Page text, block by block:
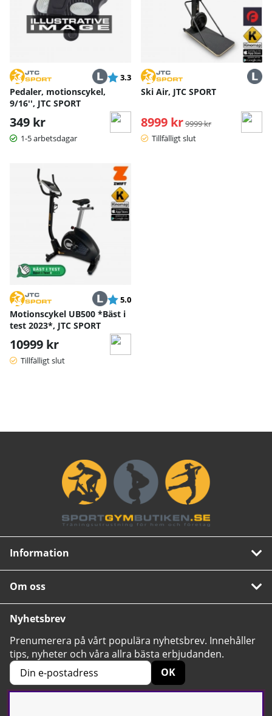
Betyg:
3.3 utav 5 stjärnor
Pedaler, motionscykel,
9/16'', JTC SPORT
349 kr
1-5 arbetsdagar
Ski Air, JTC SPORT
8999 kr Ordinarie pris:
9999 kr
Tillfälligt slut
Betyg:
5.0
Motionscykel UB500 *Bäst i
test 2023*, JTC SPORT
10999 kr
Tillfälligt slut
Information
Om oss
Nyhetsbrev
Prenumerera på vårt populära nyhetsbrev. Innehåller
tips, nyheter och våra allra bästa erbjudanden.
OK